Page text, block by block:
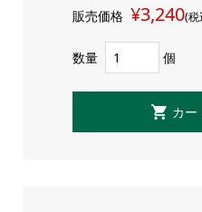
販売価格 ¥3,240(税
数量 個